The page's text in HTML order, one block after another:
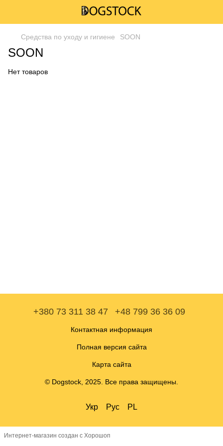
Средства по уходу и гигиене SOON
SOON
Нет товаров
+380 73 311 38 47 +48 799 36 36 09
Контактная информация
Полная версия сайта
Карта сайта
© Dogstock, 2025. Все права защищены.
Укр Рус PL
Интернет-магазин создан с Хорошоп